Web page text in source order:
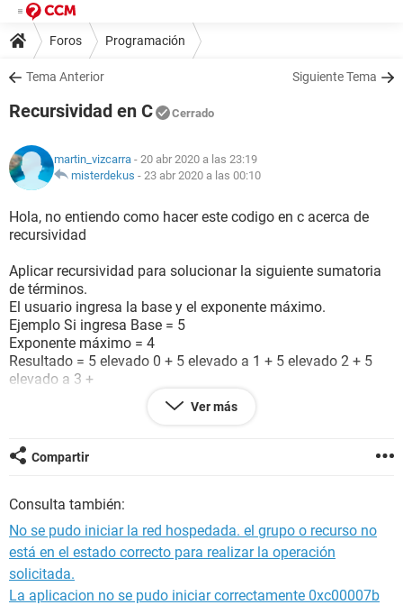
Foros Programación
Tema Anterior Siguiente Tema
Recursividad en C Cerrado
martin_vizcarra - 20 abr 2020 a las 23:19
misterdekus - 23 abr 2020 a las 00:10
Hola, no entiendo como hacer este codigo en c acerca de
recursividad
Aplicar recursividad para solucionar la siguiente sumatoria
de términos.
El usuario ingresa la base y el exponente máximo.
Ejemplo Si ingresa Base = 5
Exponente máximo = 4
Resultado = 5 elevado 0 + 5 elevado a 1 + 5 elevado 2 + 5
elevado a 3 +
Ver más
Compartir
Consulta también:
No se pudo iniciar la red hospedada. el grupo o recurso no
está en el estado correcto para realizar la operación
solicitada.
La aplicacion no se pudo iniciar correctamente 0xc00007b